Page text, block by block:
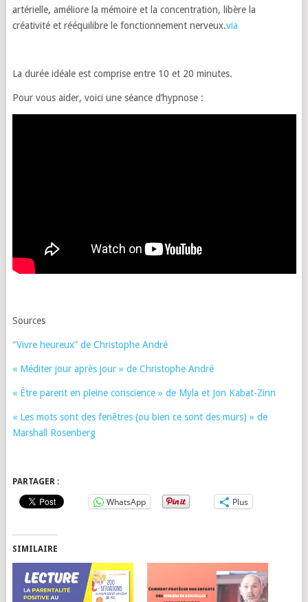
artérielle, améliore la mémoire et la concentration, libère la
créativité et rééquilibre le fonctionnement nerveux.via
La durée idéale est comprise entre 10 et 20 minutes.
Pour vous aider, voici une séance d’hypnose :
Sources
“Vivre heureux” de Christophe André
« Méditer jour après jour » de Christophe André
« Être parent en pleine conscience » de Myla et Jon Kabat-Zinn
« Les mots sont des fenêtres (ou bien ce sont des murs) » de
Marshall Rosenberg
PARTAGER :
WhatsApp Plus
SIMILAIRE